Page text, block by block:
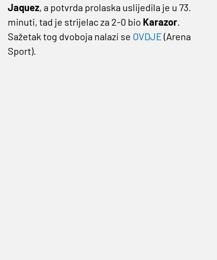
Jaquez, a potvrda prolaska uslijedila je u 73.
minuti, tad je strijelac za 2-0 bio Karazor.
Sažetak tog dvoboja nalazi se OVDJE (Arena
Sport).